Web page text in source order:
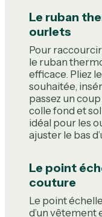
Le ruban
ourlets
Pour
le ruban
efficace. Pliez
souhaitée,
passez un
colle fond et
idéal pour les
ajuster le bas
Le point
couture
Le point
d’un vêtement